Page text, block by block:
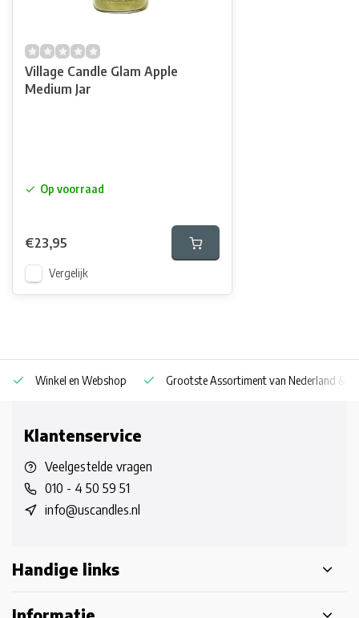
Village Candle Glam Apple
Medium Jar
Op voorraad
€23,95
Vergelijk
Winkel en Webshop Grootste Assortiment van Nederland &
Klantenservice
Veelgestelde vragen
010 - 4 50 59 51
info@uscandles.nl
Handige links